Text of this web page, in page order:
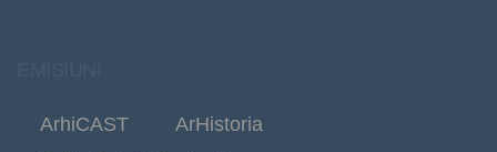
ArhiCAST
ArHistoria